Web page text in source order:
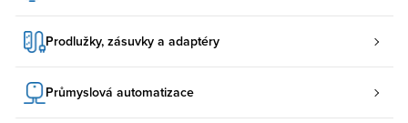
Prodlužky, zásuvky a adaptéry
Průmyslová automatizace